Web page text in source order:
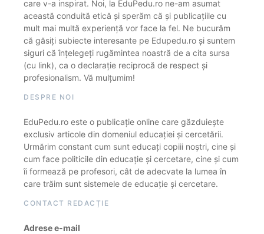
care v-a inspirat. Noi, la EduPedu.ro ne-am asumat
această conduită etică și sperăm că și publicațiile cu
mult mai multă experiență vor face la fel. Ne bucurăm
că găsiți subiecte interesante pe Edupedu.ro și suntem
siguri că înțelegeți rugămintea noastră de a cita sursa
(cu link), ca o declarație reciprocă de respect și
profesionalism. Vă mulțumim!
DESPRE NOI
EduPedu.ro este o publicație online care găzduiește
exclusiv articole din domeniul educației și cercetării.
Urmărim constant cum sunt educați copiii noștri, cine și
cum face politicile din educație și cercetare, cine și cum
îi formează pe profesori, cât de adecvate la lumea în
care trăim sunt sistemele de educație și cercetare.
CONTACT REDACȚIE
Adrese e-mail